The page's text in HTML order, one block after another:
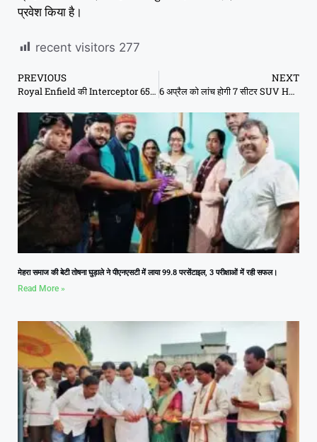
प्रवेश किया है।
recent visitors 277
PREVIOUS
Royal Enfield की Interceptor 650 का कमाल, 212 kmph की रफ्तार से दौड़ी
NEXT
6 अप्रैल को लांच होगी 7 सीटर SUV Hyundai Alcazer, ये हैं फीचर्स
मेहरा समाज की बेटी तोषना घुड़ाले ने पीएनएसटी में लाया 99.8 परसेंटाइल, 3 परीक्षाओं में रही सफल।
Read More »